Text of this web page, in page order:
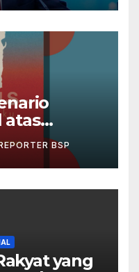
atas
Ilan
BSP
yang